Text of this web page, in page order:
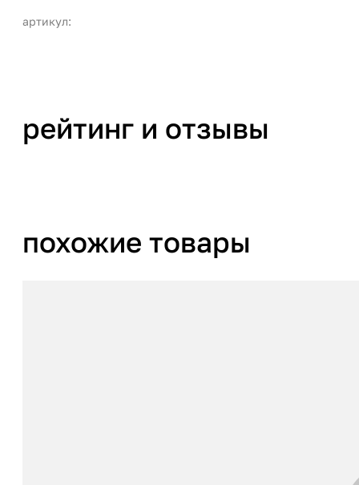
артикул:
рейтинг и отзывы
похожие товары